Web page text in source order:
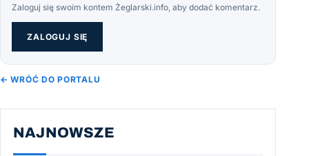
Zaloguj się swoim kontem Żeglarski.info, aby dodać komentarz.
ZALOGUJ SIĘ
← WRÓĆ DO PORTALU
NAJNOWSZE